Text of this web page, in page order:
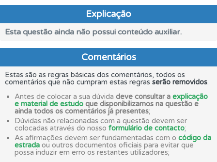
Explicação
Esta questão ainda não possui conteúdo auxiliar.
Comentários
Estas são as regras básicas dos comentários, todos os
comentários que não cumpram estas regras serão removidos.
Antes de colocar a sua dúvida deve consultar a explicação
e material de estudo que disponibilizamos na questão e
ainda todos os comentários já presentes;
Dúvidas não relacionadas com a questão devem ser
colocadas através do nosso formulário de contacto;
As afirmações devem ser fundamentadas com o código da
estrada ou outros documentos oficiais para evitar que
possa induzir em erro os restantes utilizadores;